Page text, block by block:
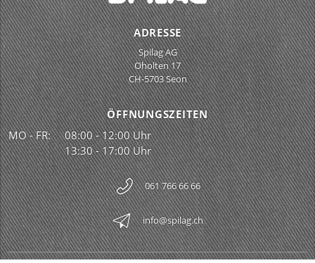
ADRESSE
Spilag AG
Oholten 17
CH-5703 Seon
ÖFFNUNGSZEITEN
MO - FR:
08:00 - 12:00 Uhr
13:30 - 17:00 Uhr
061 766 66 66
info@spilag.ch